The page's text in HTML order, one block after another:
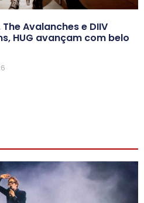
The Avalanches e DIIV
HUG avançam com belo